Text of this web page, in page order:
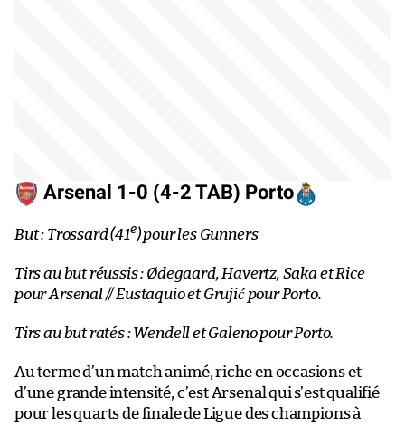
Arsenal 1-0 (4-2 TAB) Porto
But : Trossard (41e) pour les Gunners
Tirs au but réussis : Ødegaard, Havertz, Saka et Rice
pour Arsenal // Eustaquio et Grujić pour Porto.
Tirs au but ratés : Wendell et Galeno pour Porto.
Au terme d’un match animé, riche en occasions et
d’une grande intensité, c’est Arsenal qui s’est qualifié
pour les quarts de finale de Ligue des champions à